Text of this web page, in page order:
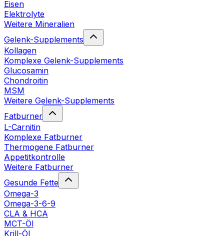
Eisen
Elektrolyte
Weitere Mineralien
Gelenk-Supplements
Kollagen
Komplexe Gelenk-Supplements
Glucosamin
Chondroitin
MSM
Weitere Gelenk-Supplements
Fatburner
L-Carnitin
Komplexe Fatburner
Thermogene Fatburner
Appetitkontrolle
Weitere Fatburner
Gesunde Fette
Omega-3
Omega-3-6-9
CLA & HCA
MCT-Öl
Krill-Öl